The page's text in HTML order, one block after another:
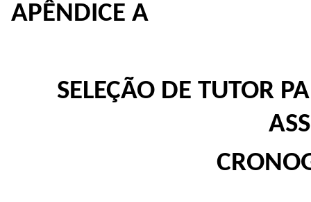
APÊNDICE A
SELEÇÃO DE TUTOR